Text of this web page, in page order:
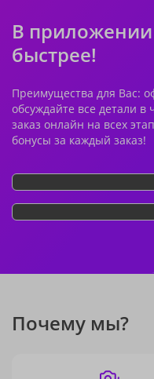
В
быстрее!
Преимущества для Вас:
обсуждайте все детали в
заказ онлайн на всех
бонусы за каждый заказ!
Почему мы?